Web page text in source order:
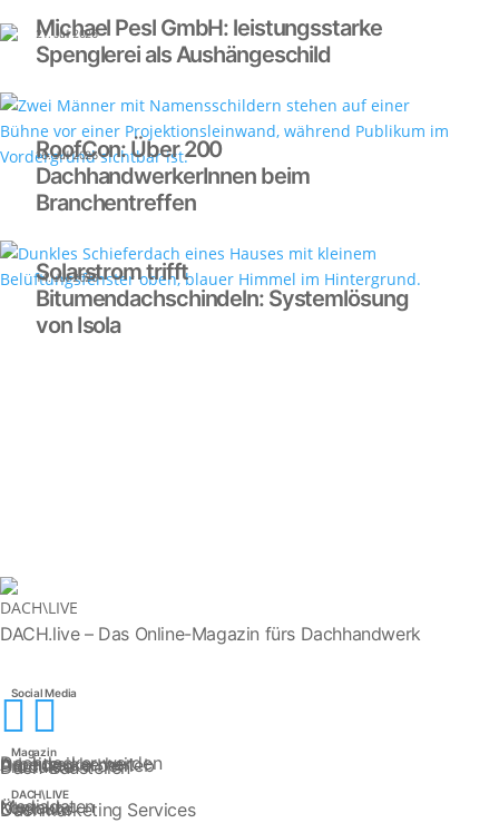
21. Juli 2026
Michael Pesl GmbH: leistungsstarke
Spenglerei als Aushängeschild
16. Juli 2026
RoofCon: Über 200
DachhandwerkerInnen beim
Branchentreffen
14. Juli 2026
Solarstrom trifft
Bitumendachschindeln: Systemlösung
von Isola
DACH.live – Das Online-Magazin fürs Dachhandwerk
Social Media
 
Magazin
Dach-Baustellen
Produkte
Dachdeckerbetrieb
Arbeitssicherheit
Dachdecker werden
DACH\LIVE
Dachmarketing Services
Über uns
Kontakt
Mediadaten